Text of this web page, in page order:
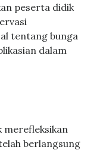
peserta didik
tentang bunga
dalam
merefleksikan
berlangsung